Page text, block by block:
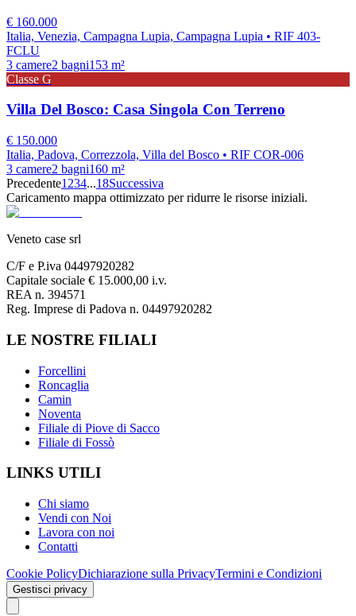
€ 160.000
Italia, Venezia, Campagna Lupia, Campagna Lupia • RIF 403-
FCLU
3 camere2 bagni153 m²
Classe G
Villa Del Bosco: Casa Singola Con Terreno
€ 150.000
Italia, Padova, Correzzola, Villa del Bosco • RIF COR-006
3 camere2 bagni160 m²
Precedente1 234...18Successiva
Caricamento mappa ottimizzato per ridurre le risorse iniziali.
Veneto case srl
C/F e P.iva 04497920282
Capitale sociale € 15.000,00 i.v.
REA n. 394571
Reg. Imprese di Padova n. 04497920282
LE NOSTRE FILIALI
Forcellini
Roncaglia
Camin
Noventa
Filiale di Piove di Sacco
Filiale di Fossò
LINKS UTILI
Chi siamo
Vendi con Noi
Lavora con noi
Contatti
Cookie PolicyDichiarazione sulla PrivacyTermini e Condizioni
Gestisci privacy